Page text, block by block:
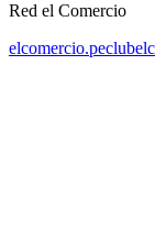
Red el Comercio
elcomercio.pe